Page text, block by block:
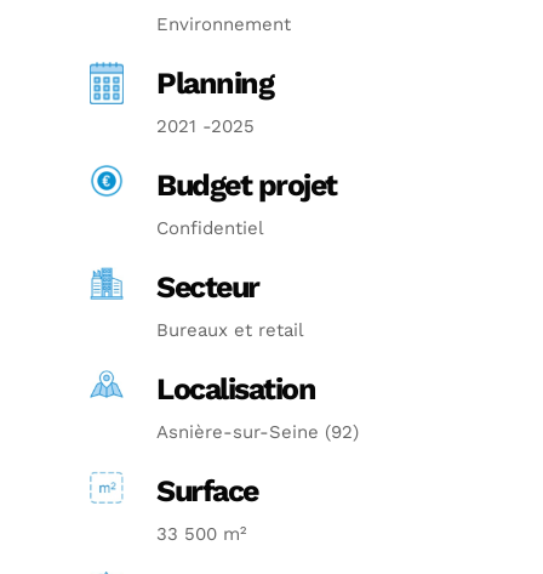
Environnement
Planning
2021 -2025
Budget projet
Confidentiel
Secteur
Bureaux et retail
Localisation
Asnière-sur-Seine (92)
Surface
33 500 m²